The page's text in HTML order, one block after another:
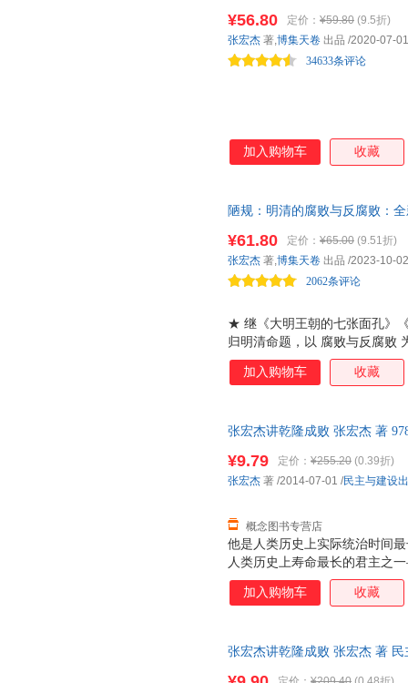
网？ 二是如何自己建构一个良
其资源，又不同流合污。
¥56.80 定价： ¥59.80 (9.5折)
34633条评论
张宏杰 著,博集天卷 出品 /2020-07-01
加入购物车 收藏
陋规：明清的腐败与反腐败：
★ 继《大明王朝的七张面孔》
归明清命题，以 腐败与反腐败
类解读。 ★ 独特视角剖析明清
黑洞和财政危机。 ★ 透彻分析
¥61.80 定价： ¥65.00 (9.51折)
2062条评论
张宏杰 著,博集天卷 出品 /2023-10-02
加入购物车 收藏
张宏杰讲乾隆成败 张宏杰 著
他是人类历史上实际统治时间
人类历史上寿命最长的君主之
蔼又刻薄，既节俭又奢靡，既
辉煌的统治成绩，将康乾盛世
个集政治家、学者、诗人、旅
¥9.79 定价： ¥255.20 (0.39折)
概念图书专营店
张宏杰 著 /2014-07-01 /民主与建设
加入购物车 收藏
张宏杰讲乾隆成败 张宏杰 著